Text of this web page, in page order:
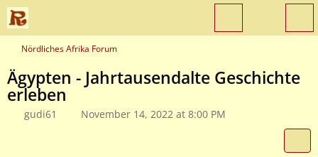
Nördliches Afrika Forum
Ägypten - Jahrtausendalte Geschichte
erleben
gudi61 November 14, 2022 at 8:00 PM